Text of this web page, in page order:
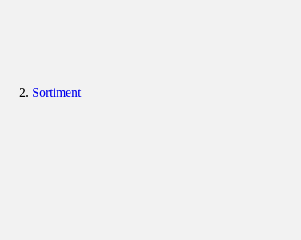
Sortiment